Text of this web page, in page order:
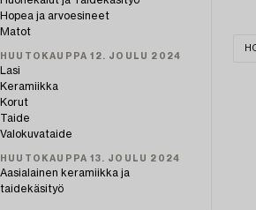
Hopea ja arvoesineet
Matot
HUUTOKAUPPA 12. JOULU 2024
Lasi
Keramiikka
Korut
Taide
Valokuvataide
HUUTOKAUPPA 13. JOULU 2024
Aasialainen keramiikka ja
taidekäsityö